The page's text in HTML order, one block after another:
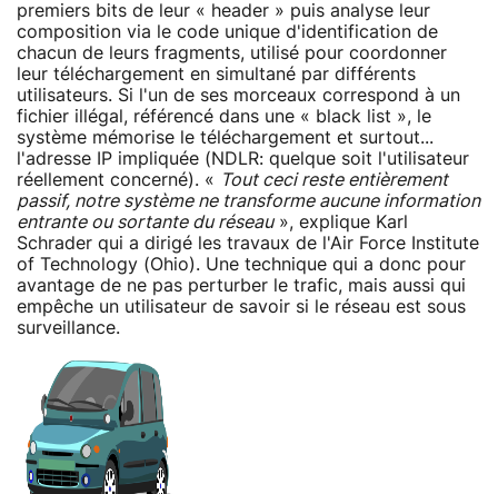
premiers bits de leur « header » puis analyse leur
composition via le code unique d'identification de
chacun de leurs fragments, utilisé pour coordonner
leur téléchargement en simultané par différents
utilisateurs. Si l'un de ses morceaux correspond à un
fichier illégal, référencé dans une « black list », le
système mémorise le téléchargement et surtout...
l'adresse IP impliquée (NDLR: quelque soit l'utilisateur
réellement concerné). « Tout ceci reste entièrement
passif, notre système ne transforme aucune information
entrante ou sortante du réseau», explique Karl
Schrader qui a dirigé les travaux de l'Air Force Institute
of Technology (Ohio). Une technique qui a donc pour
avantage de ne pas perturber le trafic, mais aussi qui
empêche un utilisateur de savoir si le réseau est sous
surveillance.